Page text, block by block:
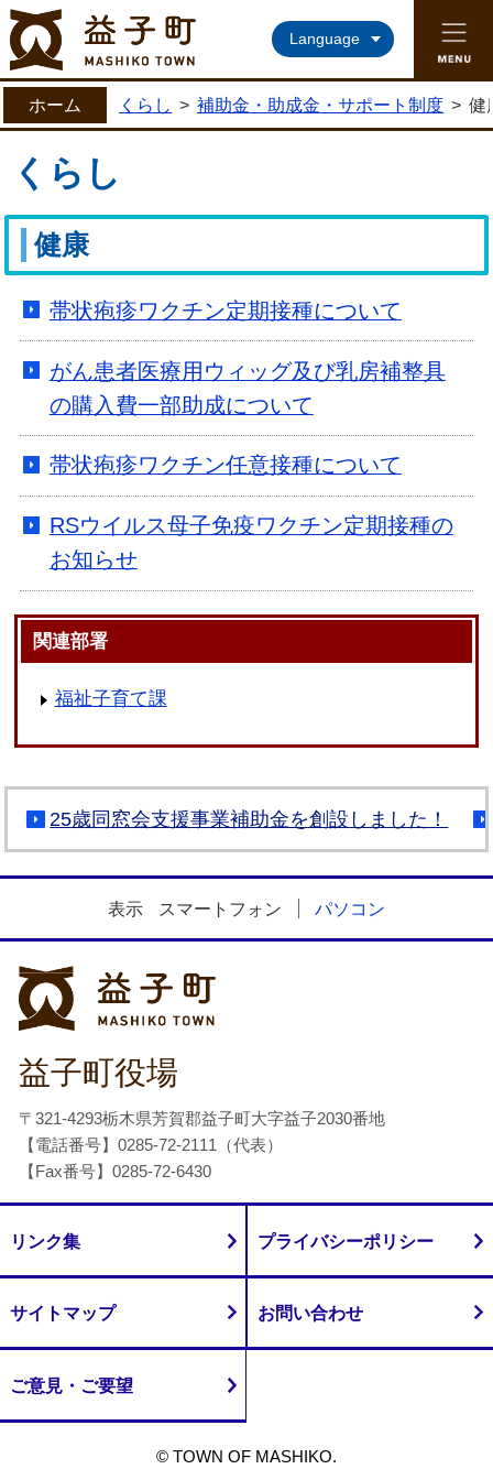
益子町ホームページ
Language
ホーム くらし > 補助金・助成金・サポート制度 > 健
くらし
健康
帯状疱疹ワクチン定期接種について
がん患者医療用ウィッグ及び乳房補整具
の購入費一部助成について
帯状疱疹ワクチン任意接種について
RSウイルス母子免疫ワクチン定期接種の
お知らせ
関連部署
福祉子育て課
25歳同窓会支援事業補助金を創設しました！
表示 スマートフォン パソコン
益子町役場
〒321-4293栃木県芳賀郡益子町大字益子2030番地
【電話番号】0285-72-2111（代表）
【Fax番号】0285-72-6430
リンク集 プライバシーポリシー
サイトマップ お問い合わせ
ご意見・ご要望
© TOWN OF MASHIKO.